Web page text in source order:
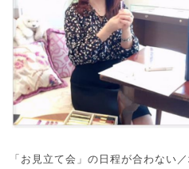
「お見立て会」の日程が合わない